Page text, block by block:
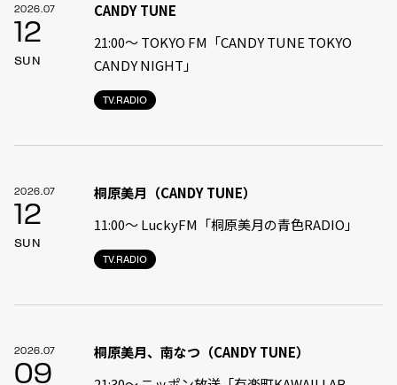
2026.07
12
SUN
TV.RADIO
CANDY TUNE
21:00〜 TOKYO FM「CANDY TUNE TOKYO
CANDY NIGHT」
2026.07
12
SUN
TV.RADIO
桐原美月（CANDY TUNE）
11:00〜 LuckyFM「桐原美月の青色RADIO」
2026.07
09
桐原美月、南なつ（CANDY TUNE）